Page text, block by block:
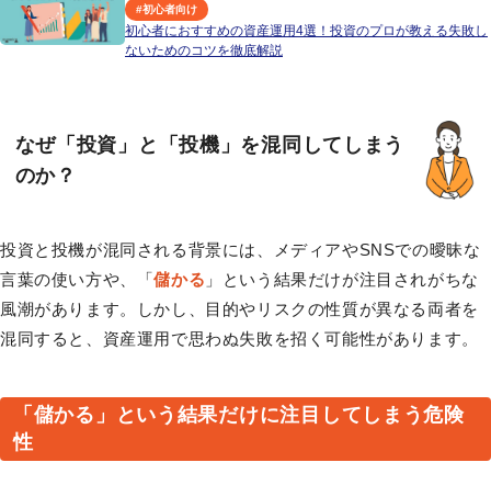
#初心者向け
初心者におすすめの資産運用4選！投資のプロが教える失敗し
ないためのコツを徹底解説
なぜ「投資」と「投機」を混同してしまう
のか？
投資と投機が混同される背景には、メディアやSNSでの曖昧な
言葉の使い方や、「儲かる 」という結果だけが注目されがちな
風潮があります。しかし、目的やリスクの性質が異なる両者を
混同すると、資産運用で思わぬ失敗を招く可能性があります。
「儲かる」という結果だけに注目してしまう危険
性